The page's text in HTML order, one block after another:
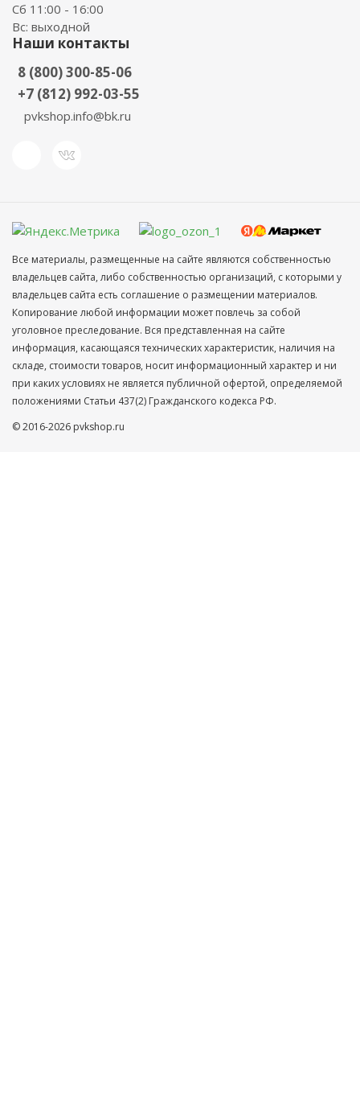
Сб 11:00 - 16:00
Вс: выходной
Наши контакты
8 (800) 300-85-06
+7 (812) 992-03-55
pvkshop.info@bk.ru
Все материалы, размещенные на сайте являются собственностью
владельцев сайта, либо собственностью организаций, с которыми у
владельцев сайта есть соглашение о размещении материалов.
Копирование любой информации может повлечь за собой
уголовное преследование. Вся представленная на сайте
информация, касающаяся технических характеристик, наличия на
складе, стоимости товаров, носит информационный характер и ни
при каких условиях не является публичной офертой, определяемой
положениями Статьи 437(2) Гражданского кодекса РФ.
© 2016-2026 pvkshop.ru